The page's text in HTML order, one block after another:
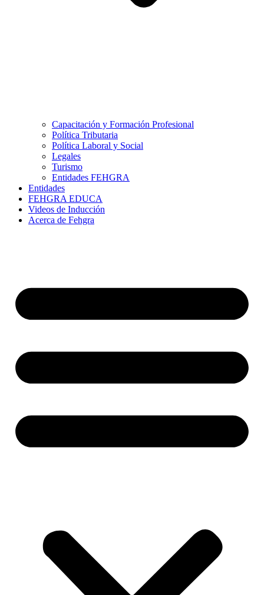
Capacitación y Formación Profesional
Política Tributaria
Política Laboral y Social
Legales
Turismo
Entidades FEHGRA
Entidades
FEHGRA EDUCA
Videos de Inducción
Acerca de Fehgra